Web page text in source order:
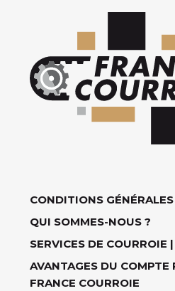
CONDITIONS
QUI SOMMES-NOUS ?
SERVICES DE COURROIE
AVANTAGES DU COMPTE
FRANCE COURROIE